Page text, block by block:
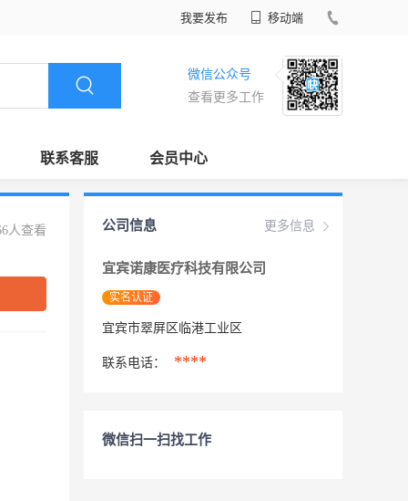
我要发布 移动端
微信公众号
查看更多工作
联系客服 会员中心
人查看 更多信息
公司信息
宜宾诺康医疗科技有限公司
实名认证
宜宾市翠屏区临港工业区
联系电话： ****
微信扫一扫找工作